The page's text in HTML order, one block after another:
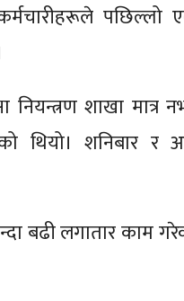
पछिल्लो
नियन्त्रण शाखा मात्र
थियो। शनिबार र
बढी लगातार काम